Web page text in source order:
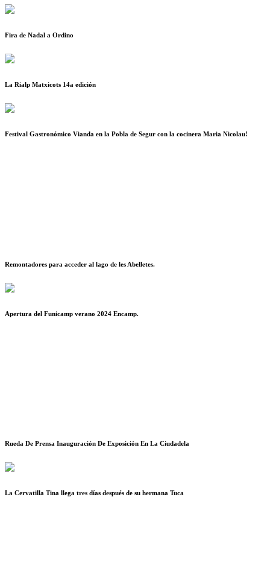
Fira de Nadal a Ordino
La Rialp Matxicots 14a edición
Festival Gastronómico Vianda en la Pobla de Segur con la cocinera Maria Nicolau!
Remontadores para acceder al lago de les Abelletes.
Apertura del Funicamp verano 2024 Encamp.
Rueda De Prensa Inauguración De Exposición En La Ciudadela
La Cervatilla Tina llega tres días después de su hermana Tuca